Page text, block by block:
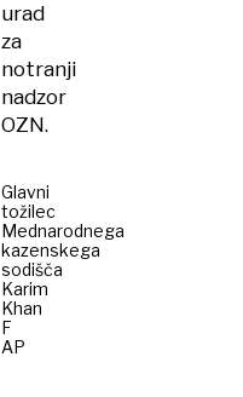
urad
za
notranji
nadzor
OZN.
Glavni
tožilec
Mednarodnega
kazenskega
sodišča
Karim
Khan
F
AP